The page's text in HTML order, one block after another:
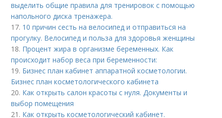
выделить общие правила для тренировок с помощью
напольного диска тренажера.
17. 10 причин сесть на велосипед и отправиться на
прогулку. Велосипед и польза для здоровья женщины
18. Процент жира в организме беременных. Как
происходит набор веса при беременности:
19. Бизнес план кабинет аппаратной косметологии.
Бизнес план косметологического кабинета
20. Как открыть салон красоты с нуля. Документы и
выбор помещения
21. Как открыть косметологический кабинет.